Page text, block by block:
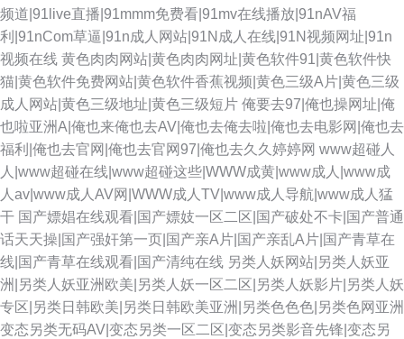
频道|91live直播|91mmm免费看|91mv在线播放|91nAV福
利|91nCom草逼|91n成人网站|91N成人在线|91N视频网址|91n
视频在线 黄色肉肉网站|黄色肉肉网址|黄色软件91|黄色软件快
猫|黄色软件免费网站|黄色软件香蕉视频|黄色三级A片|黄色三级
成人网站|黄色三级地址|黄色三级短片 俺要去97|俺也操网址|俺
也啦亚洲A|俺也来俺也去AV|俺也去俺去啦|俺也去电影网|俺也去
福利|俺也去官网|俺也去官网97|俺也去久久婷婷网 www超碰人
人|www超碰在线|www超碰这些|WWW成黄|www成人|www成
人av|www成人AV网|WWW成人TV|www成人导航|www成人猛
干 国产嫖娼在线观看|国产嫖妓一区二区|国产破处不卡|国产普通
话天天操|国产强奸第一页|国产亲A片|国产亲乱A片|国产青草在
线|国产青草在线观看|国产清纯在线 另类人妖网站|另类人妖亚
洲|另类人妖亚洲欧美|另类人妖一区二区|另类人妖影片|另类人妖
专区|另类日韩欧美|另类日韩欧美亚洲|另类色色色|另类色网亚洲
变态另类无码AV|变态另类一区二区|变态另类影音先锋|变态另